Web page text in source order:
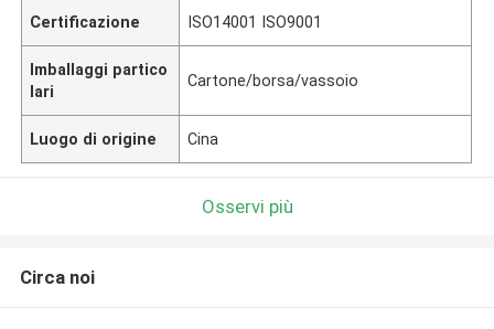
Certificazione ISO14001 ISO9001
Imballaggi partico
lari
Cartone/borsa/vassoio
Luogo di origine Cina
Osservi più
Circa noi